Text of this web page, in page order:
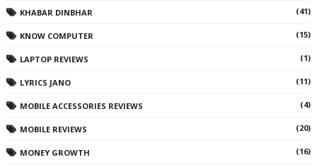
KHABAR DINBHAR (41)
KNOW COMPUTER (15)
LAPTOP REVIEWS (1)
LYRICS JANO (11)
MOBILE ACCESSORIES REVIEWS (4)
MOBILE REVIEWS (20)
MONEY GROWTH (16)